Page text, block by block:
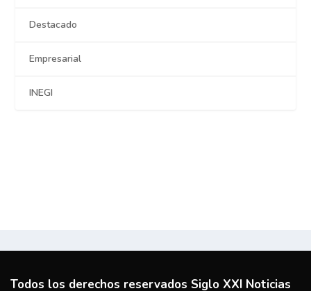
Destacado
Empresarial
INEGI
Todos los derechos reservados Siglo XXI Noticias